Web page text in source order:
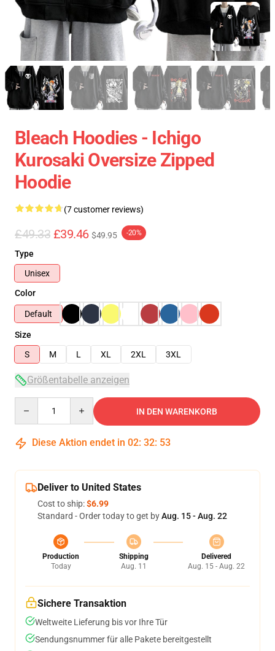
Bleach Hoodies - Ichigo
Kurosaki Oversize Zipped
Hoodie
(7 customer reviews)
£49.33 £39.46 $49.95 -20%
Type
Unisex
Color
Default
Size
S
M L XL 2XL 3XL
Größentabelle anzeigen
IN DEN WARENKORB
Diese Aktion endet in 02: 32: 52
Deliver to United States
Cost to ship:$6.99
Standard - Order today to get byAug. 15 - Aug. 22
Production
Today
Shipping
Aug. 11
Delivered
Aug. 15 - Aug. 22
Sichere Transaktion
Weltweite Lieferung bis vor Ihre Tür
Sendungsnummer für alle Pakete bereitgestellt